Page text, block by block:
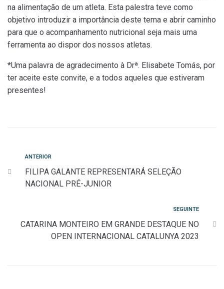
na alimentação de um atleta. Esta palestra teve como
objetivo introduzir a importância deste tema e abrir caminho
para que o acompanhamento nutricional seja mais uma
ferramenta ao dispor dos nossos atletas.
*Uma palavra de agradecimento à Drª. Elisabete Tomás, por
ter aceite este convite, e a todos aqueles que estiveram
presentes!
Navegação
de
Anterior
ANTERIOR
FILIPA GALANTE REPRESENTARÁ SELEÇÃO
NACIONAL PRÉ-JUNIOR
SEGUINTE
CATARINA MONTEIRO EM GRANDE DESTAQUE NO
OPEN INTERNACIONAL CATALUNYA 2023